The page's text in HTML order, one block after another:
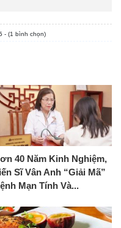
- (1 bình chọn)
40 Năm Kinh Nghiệm,
Sĩ Vân Anh “Giải Mã”
Mạn Tính Và...